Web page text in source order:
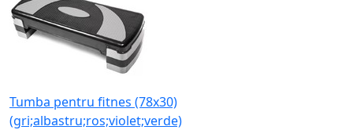
Tumba pentru fitnes (78x30)
(gri;albastru;ros;violet;verde)